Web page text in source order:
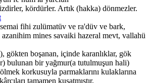
kördürler. Artık (hakka) dönmezler.
fihi zulümatüv ve ra'düv ve bark,
mines savaiki hazeral mevt, vallahü
gökten boşanan, içinde karanlıklar, gök
bulunan bir yağmur(a tutulmuşun hali)
korkusuyla parmaklarını kulaklarına
tamamen kuşatmıştır.